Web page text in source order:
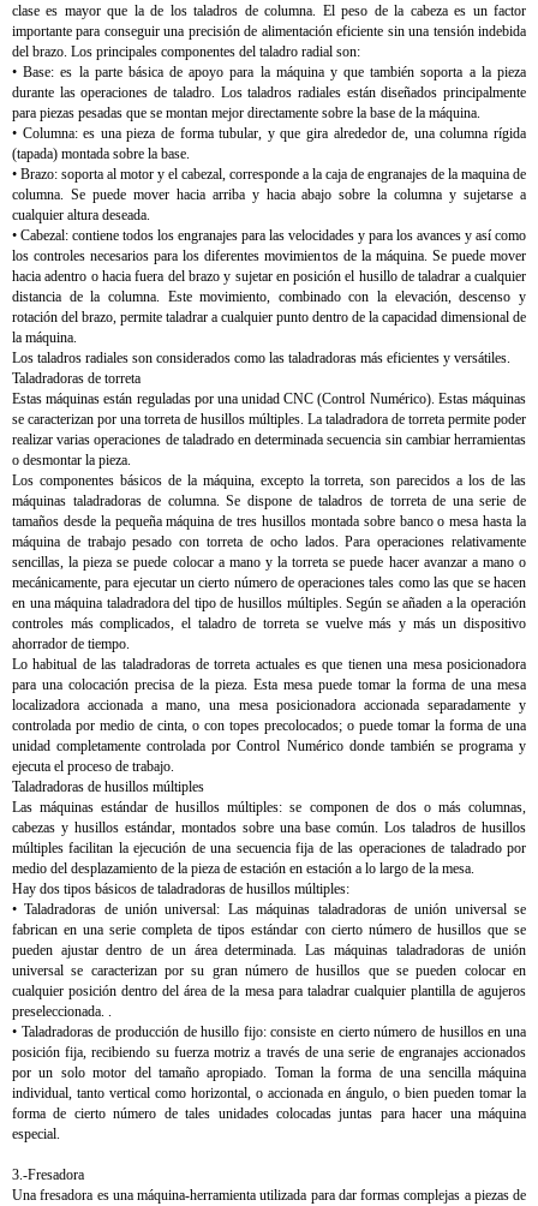
clase es mayor que la de los taladros de columna. El peso de la cabeza es un factor
importante para conseguir una precisión de alimentación eficiente sin una tensión indebida
del brazo. Los principales componentes del taladro radial son:
• Base: es la parte básica de apoyo para la máquina y que también soporta a la pieza
durante las operaciones de taladro. Los taladros radiales están diseñados principalmente
para piezas pesadas que se montan mejor directamente sobre la base de la máquina.
• Columna: es una pieza de forma tubular, y que gira alrededor de, una columna rígida
(tapada) montada sobre la base.
• Brazo: soporta al motor y el cabezal, corresponde a la caja de engranajes de la maquina de
columna. Se puede mover hacia arriba y hacia abajo sobre la columna y sujetarse a
cualquier altura deseada.
• Cabezal: contiene todos los engranajes para las velocidades y para los avances y así como
los controles necesarios para los diferentes movimientos de la máquina. Se puede mover
hacia adentro o hacia fuera del brazo y sujetar en posición el husillo de taladrar a cualquier
distancia de la columna. Este movimiento, combinado con la elevación, descenso y
rotación del brazo, permite taladrar a cualquier punto dentro de la capacidad dimensional de
la máquina.
Los taladros radiales son considerados como las taladradoras más eficientes y versátiles.
Taladradoras de torreta
Estas máquinas están reguladas por una unidad CNC (Control Numérico). Estas máquinas
se caracterizan por una torreta de husillos múltiples. La taladradora de torreta permite poder
realizar varias operaciones de taladrado en determinada secuencia sin cambiar herramientas
o desmontar la pieza.
Los componentes básicos de la máquina, excepto la torreta, son parecidos a los de las
máquinas taladradoras de columna. Se dispone de taladros de torreta de una serie de
tamaños desde la pequeña máquina de tres husillos montada sobre banco o mesa hasta la
máquina de trabajo pesado con torreta de ocho lados. Para operaciones relativamente
sencillas, la pieza se puede colocar a mano y la torreta se puede hacer avanzar a mano o
mecánicamente, para ejecutar un cierto número de operaciones tales como las que se hacen
en una máquina taladradora del tipo de husillos múltiples. Según se añaden a la operación
controles más complicados, el taladro de torreta se vuelve más y más un dispositivo
ahorrador de tiempo.
Lo habitual de las taladradoras de torreta actuales es que tienen una mesa posicionadora
para una colocación precisa de la pieza. Esta mesa puede tomar la forma de una mesa
localizadora accionada a mano, una mesa posicionadora accionada separadamente y
controlada por medio de cinta, o con topes precolocados; o puede tomar la forma de una
unidad completamente controlada por Control Numérico donde también se programa y
ejecuta el proceso de trabajo.
Taladradoras de husillos múltiples
Las máquinas estándar de husillos múltiples: se componen de dos o más columnas,
cabezas y husillos estándar, montados sobre una base común. Los taladros de husillos
múltiples facilitan la ejecución de una secuencia fija de las operaciones de taladrado por
medio del desplazamiento de la pieza de estación en estación a lo largo de la mesa.
Hay dos tipos básicos de taladradoras de husillos múltiples:
• Taladradoras de unión universal: Las máquinas taladradoras de unión universal se
fabrican en una serie completa de tipos estándar con cierto número de husillos que se
pueden ajustar dentro de un área determinada. Las máquinas taladradoras de unión
universal se caracterizan por su gran número de husillos que se pueden colocar en
cualquier posición dentro del área de la mesa para taladrar cualquier plantilla de agujeros
preseleccionada. .
• Taladradoras de producción de husillo fijo: consiste en cierto número de husillos en una
posición fija, recibiendo su fuerza motriz a través de una serie de engranajes accionados
por un solo motor del tamaño apropiado. Toman la forma de una sencilla máquina
individual, tanto vertical como horizontal, o accionada en ángulo, o bien pueden tomar la
forma de cierto número de tales unidades colocadas juntas para hacer una máquina
especial.
3.-Fresadora
Una fresadora es una máquina-herramienta utilizada para dar formas complejas a piezas de